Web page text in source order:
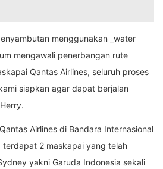
menggunakan _water
mengawali penerbangan rute
Qantas Airlines, seluruh proses
siapkan agar dapat berjalan
Airlines di Bandara Internasional
terdapat 2 maskapai yang telah
yakni Garuda Indonesia sekali